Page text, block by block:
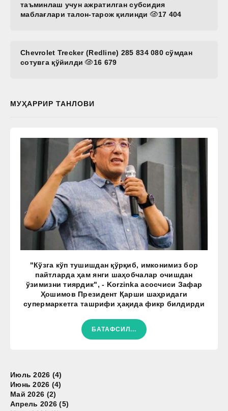
таъминлаш учун ажратилган субсидия
маблағлари талон-тарож қилинди
17 404
Chevrolet Trecker (Redline) 285 834 080 сўмдан
сотувга қўйилди
16 679
МУҲАРРИР ТАНЛОВИ
"Кўзга кўп тушишдан қўрқиб, имконимиз бор
пайтларда ҳам янги шаҳобчалар очишдан
ўзимизни тиярдик", - Korzinka асосчиси Зафар
Ҳошимов Президент Қарши шаҳридаги
супермаркетга ташрифи ҳақида фикр билдирди
БАТАФСИЛ...
Июль 2026 (4)
Июнь 2026 (4)
Май 2026 (2)
Апрель 2026 (5)